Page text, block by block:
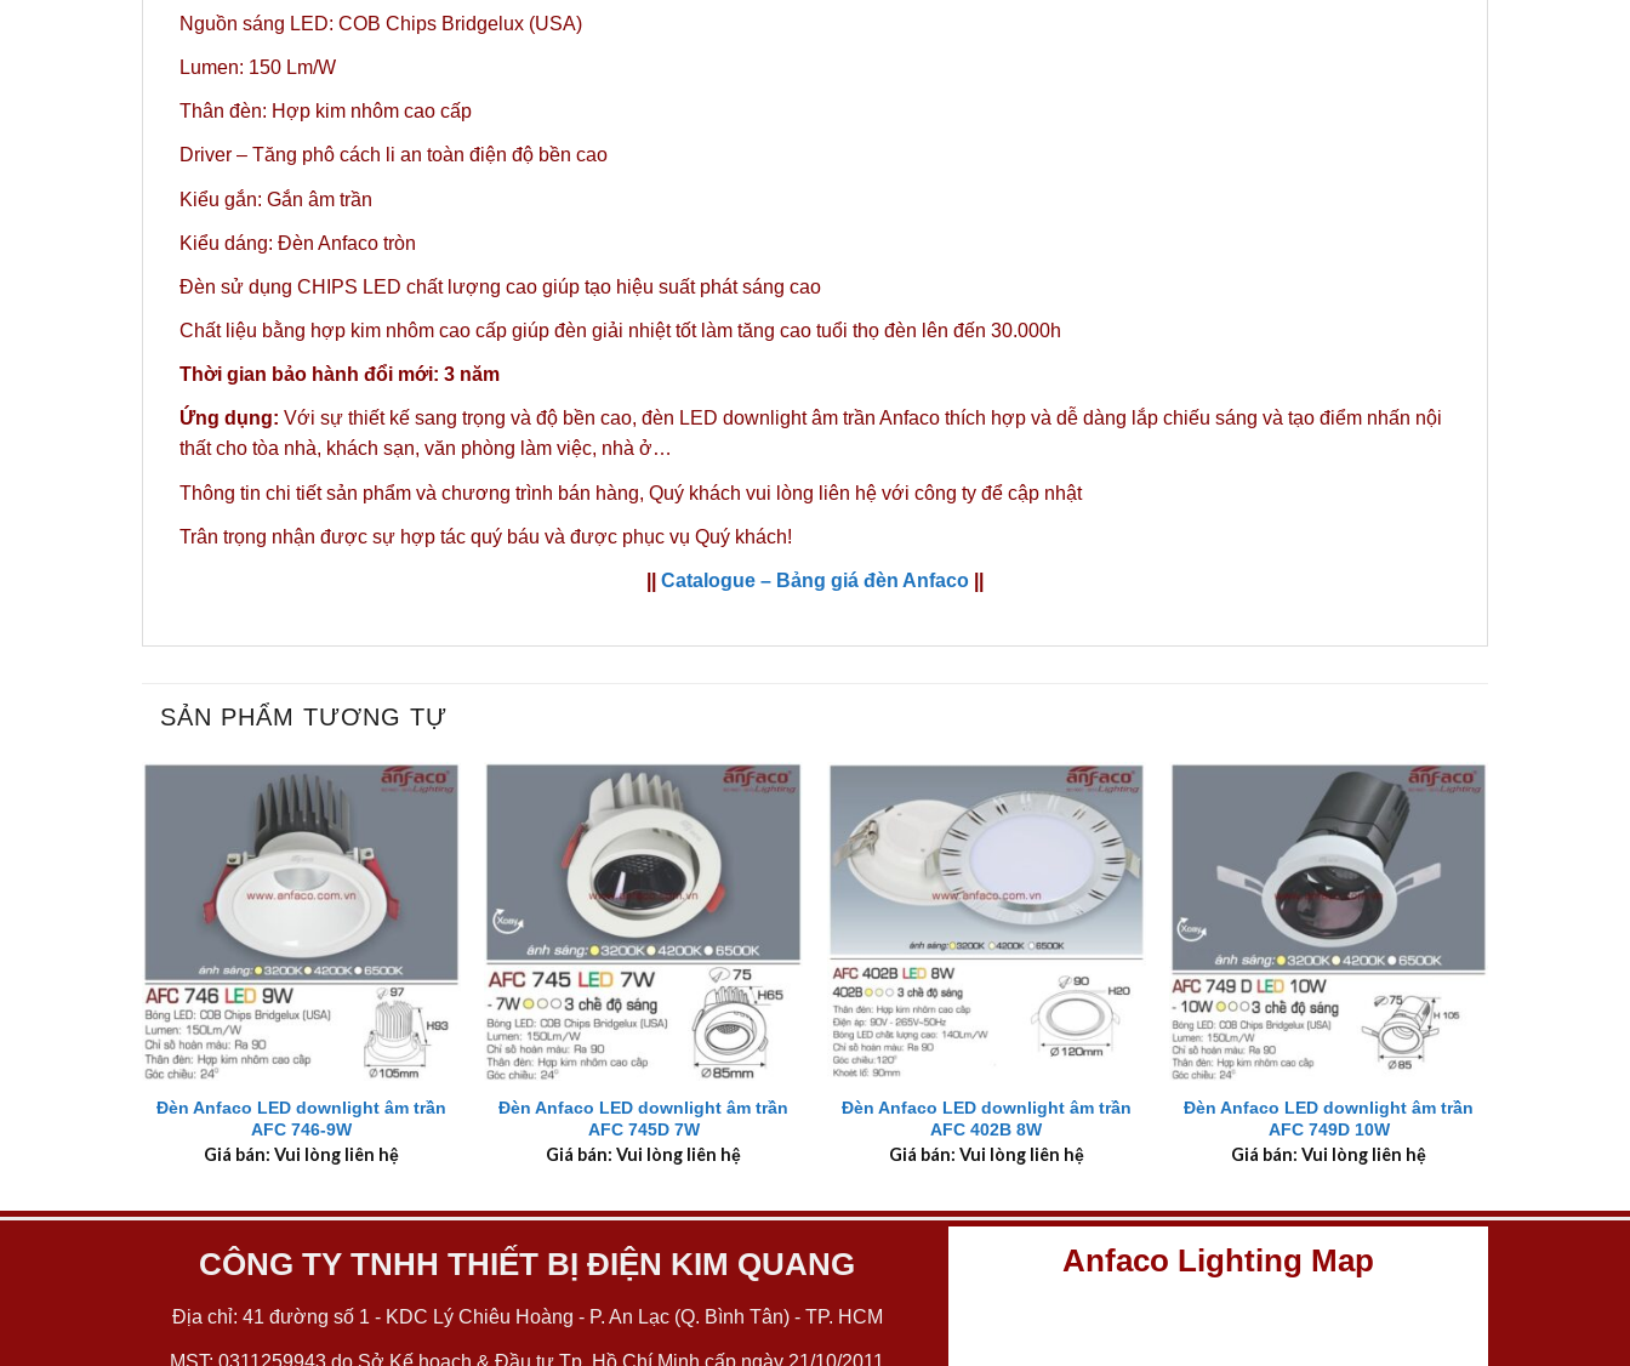
Nguồn sáng LED: COB Chips Bridgelux (USA)
Lumen: 150 Lm/W
Thân đèn: Hợp kim nhôm cao cấp
Driver – Tăng phô cách li an toàn điện độ bền cao
Kiểu gắn: Gắn âm trần
Kiểu dáng: Đèn Anfaco tròn
Đèn sử dụng CHIPS LED chất lượng cao giúp tạo hiệu suất phát sáng cao
Chất liệu bằng hợp kim nhôm cao cấp giúp đèn giải nhiệt tốt làm tăng cao tuổi thọ đèn lên đến 30.000h
Thời gian bảo hành đổi mới: 3 năm
Ứng dụng: Với sự thiết kế sang trọng và độ bền cao, đèn LED downlight âm trần Anfaco thích hợp và dễ dàng lắp chiếu sáng và tạo điểm nhấn nội
thất cho tòa nhà, khách sạn, văn phòng làm việc, nhà ở…
Thông tin chi tiết sản phẩm và chương trình bán hàng, Quý khách vui lòng liên hệ với công ty để cập nhật
Trân trọng nhận được sự hợp tác quý báu và được phục vụ Quý khách!
Catalogue – Bảng giá đèn Anfaco
SẢN PHẨM TƯƠNG TỰ
+
Đèn Anfaco LED downlight âm trần
AFC 746-9W
Giá bán: Vui lòng liên hệ
+
Đèn Anfaco LED downlight âm trần
AFC 745D 7W
Giá bán: Vui lòng liên hệ
+
Đèn Anfaco LED downlight âm trần
AFC 402B 8W
Giá bán: Vui lòng liên hệ
+
Đèn Anfaco LED downlight âm trần
AFC 749D 10W
Giá bán: Vui lòng liên hệ
CÔNG TY TNHH THIẾT BỊ ĐIỆN KIM QUANG
Địa chỉ: 41 đường số 1 - KDC Lý Chiêu Hoàng - P. An Lạc (Q. Bình Tân) - TP. HCM
MST: 0311259943 do Sở Kế hoạch & Đầu tư Tp. Hồ Chí Minh cấp ngày 21/10/2011
Anfaco Lighting Map